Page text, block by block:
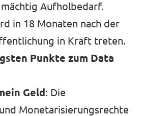
Aufholbedarf.
in 18 Monaten nach der
in Kraft treten.
Punkte zum Data
Geld: Die
Monetarisierungsrechte